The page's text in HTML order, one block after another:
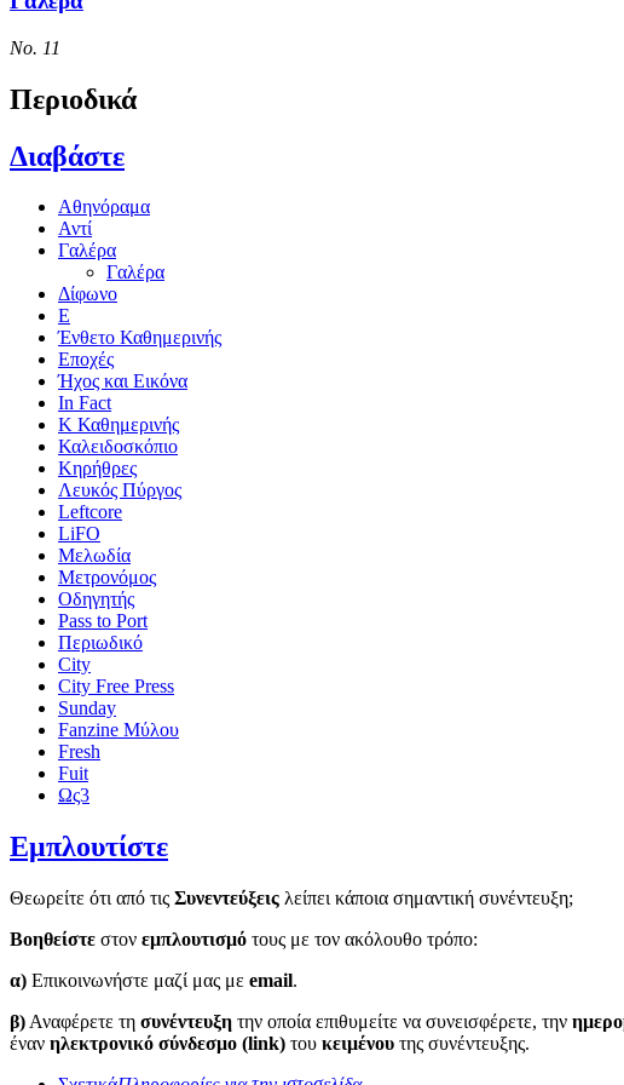
Νο. 11
Περιοδικά
Διαβάστε
Αθηνόραμα
Αντί
Γαλέρα
Γαλέρα
Δίφωνο
Ε
Ένθετο Καθημερινής
Εποχές
Ήχος και Εικόνα
In Fact
Κ Καθημερινής
Καλειδοσκόπιο
Κηρήθρες
Λευκός Πύργος
Leftcore
LiFO
Μελωδία
Μετρονόμος
Οδηγητής
Pass to Port
Περιωδικό
City
City Free Press
Sunday
Fanzine Μύλου
Fresh
Fuit
Ως3
Εμπλουτίστε
Θεωρείτε ότι από τις Συνεντεύξεις λείπει κάποια σημαντική συνέντευξη;
Βοηθείστε στον εμπλουτισμό τους με τον ακόλουθο τρόπο:
α) Επικοινωνήστε μαζί μας με email.
β) Αναφέρετε τη συνέντευξη την οποία επιθυμείτε να συνεισφέρετε, την
έναν ηλεκτρονικό σύνδεσμο (link) του κειμένου της συνέντευξης.